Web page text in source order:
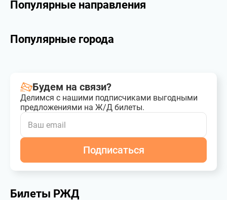
Популярные направления
Популярные города
Будем на связи?
Делимся с нашими подписчиками выгодными
предложениями на Ж/Д билеты.
Подписаться
Билеты РЖД